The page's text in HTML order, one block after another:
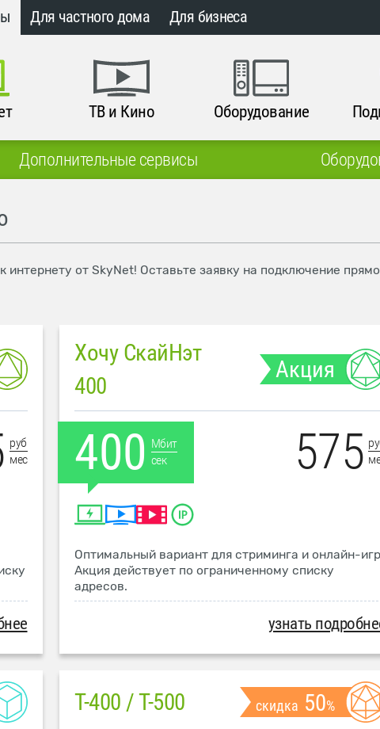
Для частного дома Для бизнеса
ТВ и Кино Оборудование
Дополнительные сервисы
от SkyNet! Оставьте заявку на подключение
руб
мес
Хочу СкайНэт
400
Акция
400 Мбит
сек
575
Оптимальный вариант для стриминга и онлайн-
Акция действует по ограниченному списку
адресов.
узнать
T-400 / T-500 скидка 50%